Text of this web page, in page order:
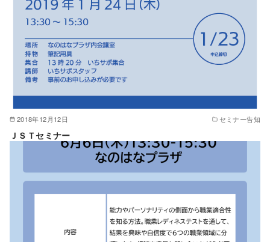
2018年12月12日 セミナー告知
ＪＳＴセミナー